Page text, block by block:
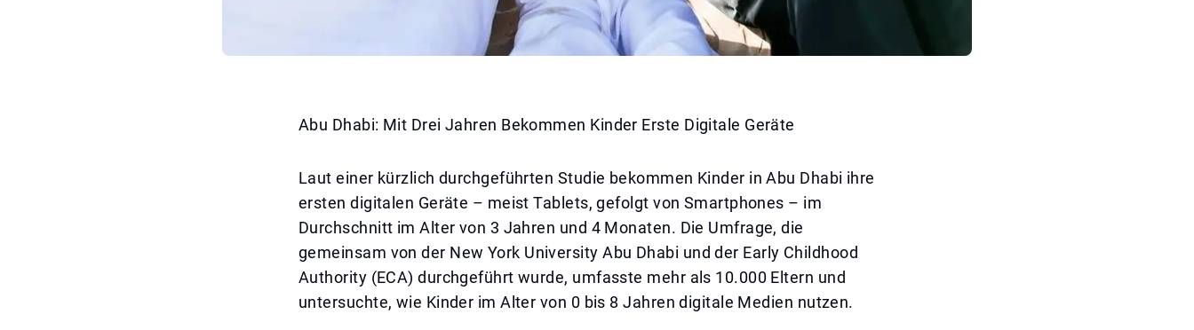
Abu Dhabi: Mit Drei Jahren Bekommen Kinder Erste Digitale Geräte
Laut einer kürzlich durchgeführten Studie bekommen Kinder in Abu Dhabi ihre
ersten digitalen Geräte – meist Tablets, gefolgt von Smartphones – im
Durchschnitt im Alter von 3 Jahren und 4 Monaten. Die Umfrage, die
gemeinsam von der New York University Abu Dhabi und der Early Childhood
Authority (ECA) durchgeführt wurde, umfasste mehr als 10.000 Eltern und
untersuchte, wie Kinder im Alter von 0 bis 8 Jahren digitale Medien nutzen.